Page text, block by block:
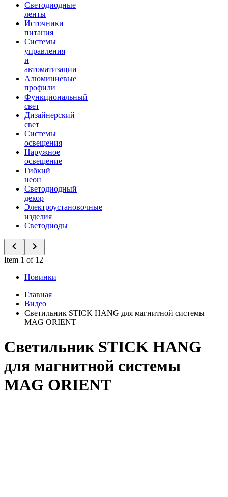
Светодиодные
ленты
Источники
питания
Системы
управления
и
автоматизации
Алюминиевые
профили
Функциональный
свет
Дизайнерский
свет
Системы
освещения
Наружное
освещение
Гибкий
неон
Светодиодный
декор
Электроустановочные
изделия
Светодиоды
Item 1 of 12
Новинки
Главная
Видео
Светильник STICK HANG для магнитной системы
MAG ORIENT
Светильник STICK HANG
для магнитной системы
MAG ORIENT